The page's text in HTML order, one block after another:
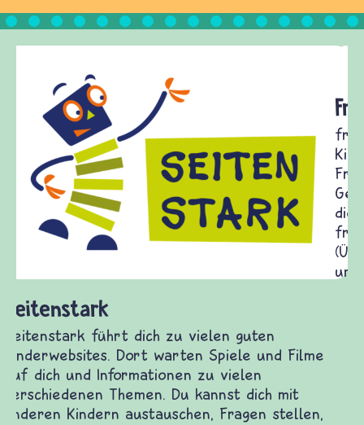
Frieden Fragen
frieden-fragen.de ist ein Internet-Angebot für
Kinder, Eltern und ErzieherInnen das zu
Fragen von Krieg und Frieden, Streit und
Gewalt informiert und einen Austausch zu
diesem Themenbereich ermöglicht. frieden-
fragen.de bietet Antworten auf wichtige
(Über-)Lebensfragen aus den Bereichen Krieg